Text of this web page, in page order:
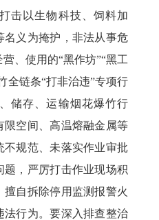
击以生物科技、饲料加
名义为掩护，非法从事危
、使用的“黑作坊”“黑工
全链条“打非治违”专项行
储存、运输烟花爆竹行
限空间、高温熔融金属等
不规范、未落实作业审批
，严厉打击作业现场积
自拆除停用监测报警火
法行为。要深入排查整治